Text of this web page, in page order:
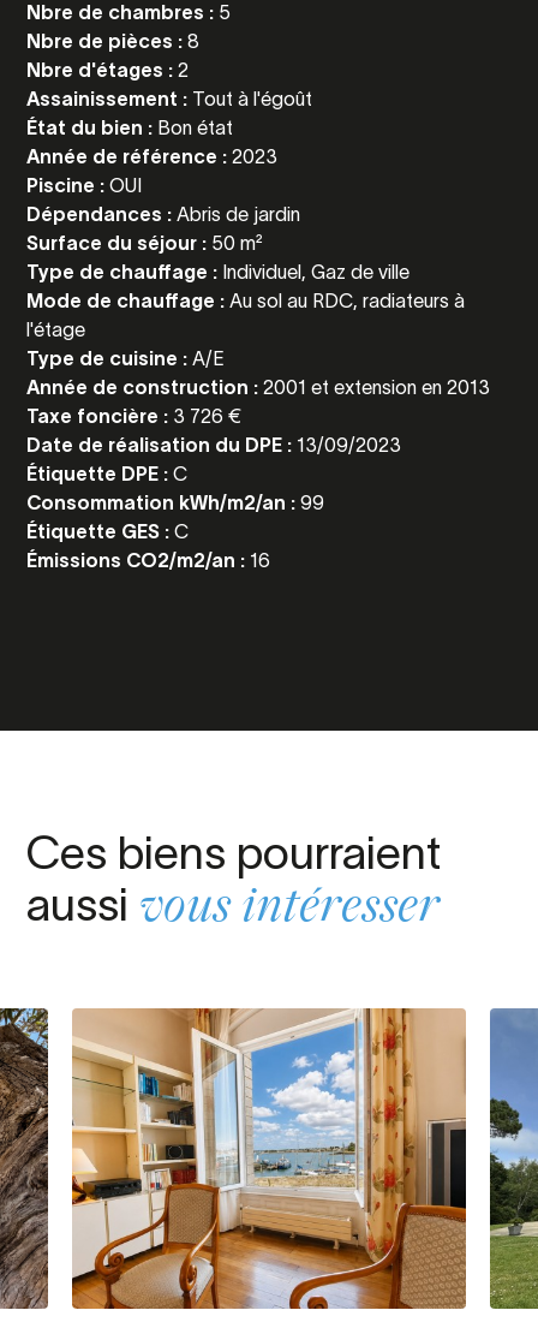
Nbre de chambres : 5
Nbre de pièces :8
Nbre d'étages :2
Assainissement : Tout à l'égoût
État du bien : Bon état
Année de référence :2023
Piscine :OUI
Dépendances :Abris de jardin
Surface du séjour : 50 m²
Type de chauffage : Individuel, Gaz de ville
Mode de chauffage :Au sol au RDC, radiateurs à
l'étage
Type de cuisine :A/E
Année de construction :2001 et extension en 2013
Taxe foncière : 3 726 €
Date de réalisation du DPE : 13/09/2023
Étiquette DPE :C
Consommation kWh/m2/an :99
Étiquette GES :C
Émissions CO2/m2/an : 16
Ces biens pourraient
aussi vous intéresser